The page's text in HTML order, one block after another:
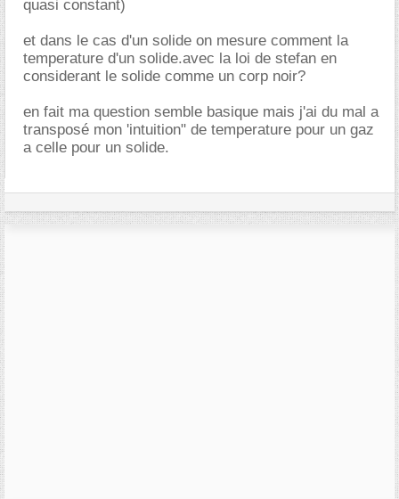
quasi constant)
et dans le cas d'un solide on mesure comment la
temperature d'un solide.avec la loi de stefan en
considerant le solide comme un corp noir?
en fait ma question semble basique mais j'ai du mal a
transposé mon 'intuition" de temperature pour un gaz
a celle pour un solide.